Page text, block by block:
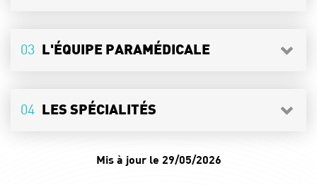
03 L'ÉQUIPE PARAMÉDICALE
04 LES SPÉCIALITÉS
Mis à jour le 29/05/2026